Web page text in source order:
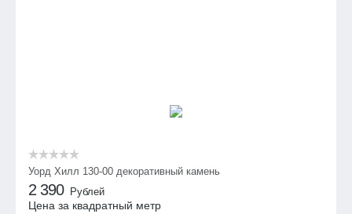
Уорд Хилл 130-00 декоративный камень
2 390 Рублей
Цена за квадратный метр